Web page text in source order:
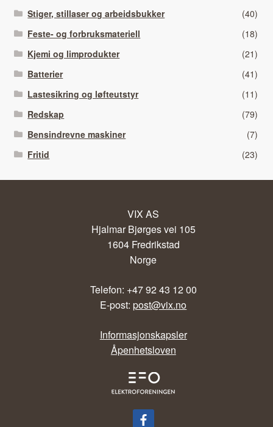
Stiger, stillaser og arbeidsbukker
(40)
Feste- og forbruksmateriell
(18)
Kjemi og limprodukter
(21)
Batterier
(41)
Lastesikring og løfteutstyr
(11)
Redskap
(79)
Bensindrevne maskiner
(7)
Fritid
(23)
VIX AS
Hjalmar Bjørges vei 105
1604 Fredrikstad
Norge
Telefon: +47 92 43 12 00
E-post:post@vix.no
Informasjonskapsler
Åpenhetsloven